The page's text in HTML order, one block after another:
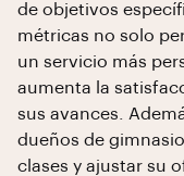
de objetivos
métricas no solo
un servicio más
aumenta la
sus avances.
dueños de
clases y ajustar su